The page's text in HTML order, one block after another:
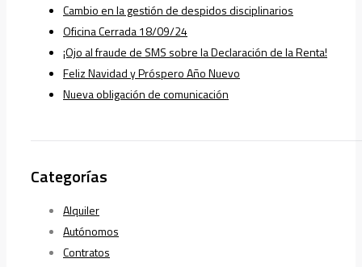
Cambio en la gestión de despidos disciplinarios
Oficina Cerrada 18/09/24
¡Ojo al fraude de SMS sobre la Declaración de la Renta!
Feliz Navidad y Próspero Año Nuevo
Nueva obligación de comunicación
Categorías
Alquiler
Autónomos
Contratos